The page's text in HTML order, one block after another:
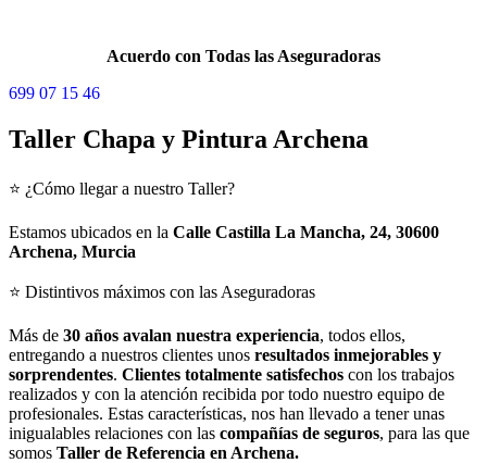
Acuerdo con Todas las Aseguradoras
699 07 15 46
Taller Chapa y Pintura Archena
⭐ ¿Cómo llegar a nuestro Taller?
Estamos ubicados en la Calle Castilla La Mancha, 24, 30600
Archena, Murcia
⭐ Distintivos máximos con las Aseguradoras
Más de 30 años avalan nuestra experiencia, todos ellos,
entregando a nuestros clientes unos resultados inmejorables y
sorprendentes. Clientes totalmente satisfechos con los trabajos
realizados y con la atención recibida por todo nuestro equipo de
profesionales. Estas características, nos han llevado a tener unas
inigualables relaciones con las compañías de seguros, para las que
somos Taller de Referencia en Archena.